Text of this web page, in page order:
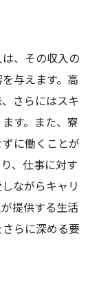
、その収入の
与えます。高
さらにはスキ
す。また、寮
に働くことが
、仕事に対す
ながらキャリ
提供する生活
らに深める要